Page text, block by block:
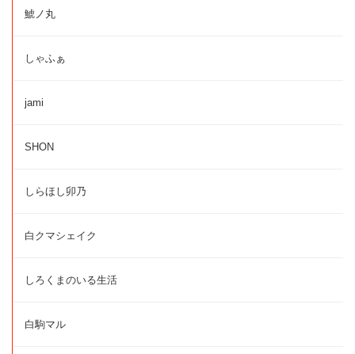
鯱ノ丸
しゃふぁ
jami
SHON
しらほし卯乃
白クマシェイク
しろくまのいる生活
白駒マル